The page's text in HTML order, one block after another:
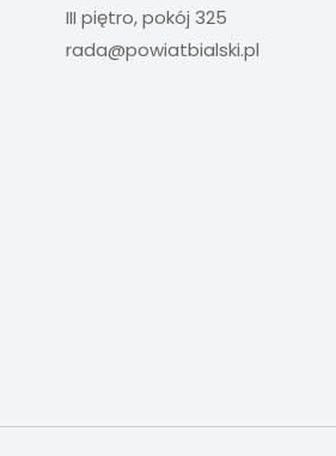
III piętro, pokój 325
rada@powiatbialski.pl